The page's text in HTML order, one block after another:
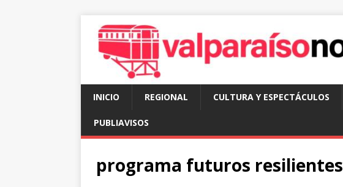
INICIO REGIONAL CULTURA Y ESPECTÁCULOS
PUBLIAVISOS
programa futuros resilientes